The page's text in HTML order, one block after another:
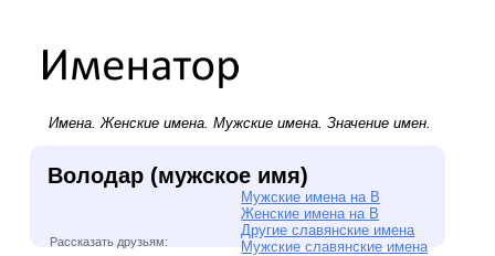
Имена.Женские имена. Мужские имена. Значение имен.
Володар (мужское имя)
Мужские имена на В
Женские имена на В
Другие славянские имена
Мужские славянские имена
Рассказать друзьям: